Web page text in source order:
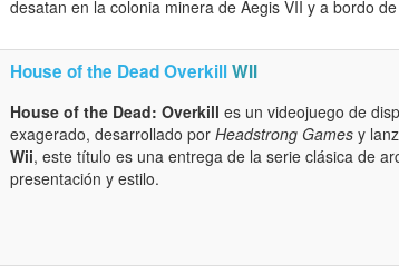
desatan en la colonia minera de Aegis VII y a bordo
House of the Dead OverkillWII
House of the Dead: Overkill es un videojuego de
exagerado, desarrollado por Headstrong Games y
Wii, este título es una entrega de la serie clásica de
presentación y estilo.